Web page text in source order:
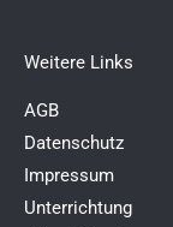
Weitere Links​
AGB
Datenschutz
Impressum
Unterrichtung